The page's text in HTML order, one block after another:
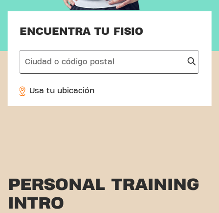
ENCUENTRA TU FISIO
search
Usa tu ubicación
PERSONAL TRAINING
INTRO